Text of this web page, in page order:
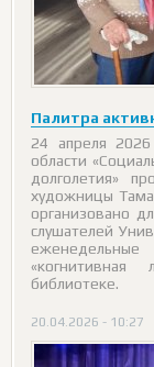
Палитра
24 апреля
области
долголетия»
художницы
организовано
слушателей
еженедельные
«когнитивная
библиотеке.
20.04.2026 - 10:27